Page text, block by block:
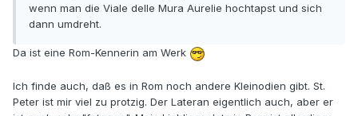
wenn man die Viale delle Mura Aurelie hochtapst und sich
dann umdreht.
Da ist eine Rom-Kennerin am Werk
Ich finde auch, daß es in Rom noch andere Kleinodien gibt. St.
Peter ist mir viel zu protzig. Der Lateran eigentlich auch, aber er